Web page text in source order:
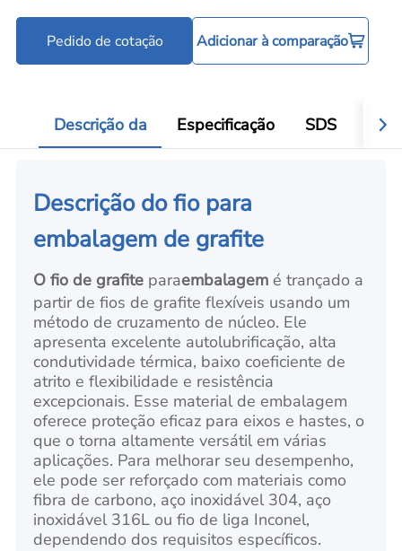
Pedido de cotação Adicionar à comparação
Descrição da Especificação SDS
Descrição do fio para
embalagem de grafite
O fio de grafite paraembalagem é trançado a
partir de fios de grafite flexíveis usando um
método de cruzamento de núcleo. Ele
apresenta excelente autolubrificação, alta
condutividade térmica, baixo coeficiente de
atrito e flexibilidade e resistência
excepcionais. Esse material de embalagem
oferece proteção eficaz para eixos e hastes, o
que o torna altamente versátil em várias
aplicações. Para melhorar seu desempenho,
ele pode ser reforçado com materiais como
fibra de carbono, aço inoxidável 304, aço
inoxidável 316L ou fio de liga Inconel,
dependendo dos requisitos específicos.